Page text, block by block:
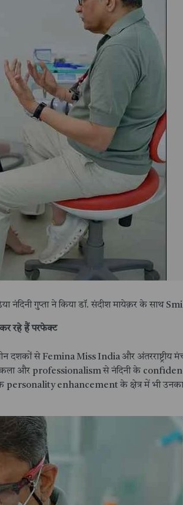
नंदिनी गुप्ता ने किया डॉ. संदीश मायेक़र के साथ
रहे हैं परफेक्ट
दशकों से Femina Miss India और अंतरराष्ट्रीय
और professionalism से नंदिनी के
enhancement के क्षेत्र में भी उनका